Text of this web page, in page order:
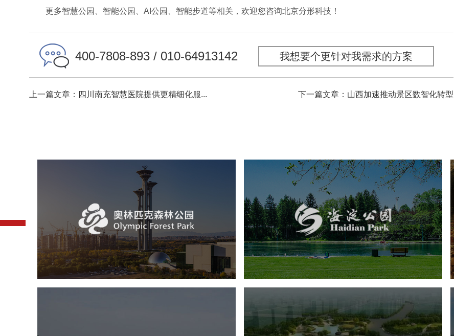
更多智慧公园、智能公园、AI公园、智能步道等相关，欢迎您咨询北京分形科技！
400-7808-893 / 010-64913142 我想要个更针对我需求的方案
上一篇文章：四川南充智慧医院提供更精细化服... 下一篇文章：山西加速推动景区数智化转型
奥体森林公园
旅游休闲 公园 AI人工智能
智慧公园
智慧体育公园
智能步道 智能大数据平台
海淀公园
旅游休闲 公园 AI人工智能
智慧公园
智能步道
智能大数据平台
AR太极
智能语音亭
城东区三河六岸党建绿道